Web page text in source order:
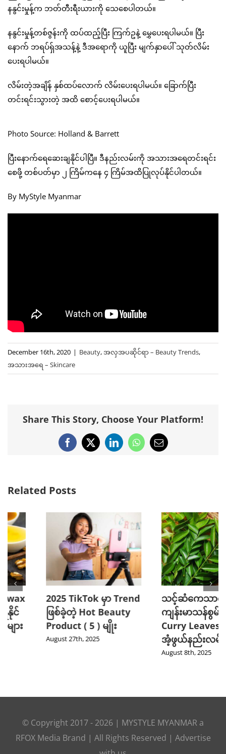
နနွင်းမှုန့်က ဘတ်တီးရီးယားကို သေစေပါတယ်။
နနွင်းမှုန့်တစ်ဇွန်းကို ထပ်ထည့်ပြီး ကြက်ဥနဲ့ မွှေပေးရပါမယ်။ ပြီး
နောက် ဘရပ်ရှ်အသန့်နဲ့ ဒီအရောကို ယူပြီး မျက်နှာပေါ် သုတ်လိမ်း
ပေးရပါမယ်။
လိမ်းတဲ့အချိန် နှစ်ထပ်လောက် လိမ်းပေးရပါမယ်။ ခြောက်ပြီး
တင်းရင်းသွားတဲ့ အထိ စောင့်ပေးရပါမယ်။
Photo Source: Holland & Barrett
ပြီးနောက်ရေဆေးချနိုင်ပါပြီ။ ဒီနည်းလမ်းကို အသားအရေတင်းရင်း
စေဖို့ တစ်ပတ်မှာ ၂ ကြိမ်ကနေ ၄ ကြိမ်အထိပြုလုပ်နိုင်ပါတယ်။
By MyStyle Myanmar
December 16th, 2020 | Beauty,အလှအပဆိုင်ရာ – Beauty Trends,
အသားအရေ – Skincare
Share This Story, Choose Your Platform!
Facebook
X LinkedInWhatsApp
Email
Related Posts
2025 TikTok မှာ Trend
ဖြစ်ခဲ့တဲ့ Hot Beauty
Product ( 5 ) မျိုး
August 27th, 2025
သင့်ဆံကေသာကို
ကျန်းမာသန်စွမ်းစေမယ့်
Curry Leaves ရဲ့
အံ့ဖွယ်နည်းလမ်း ၄ ခု
August 8th, 2025
© Copyright 2017 - 2026 MYSTYLE MYANMAR a
RFOX Media Brand | All Rights Reserved | Advertise